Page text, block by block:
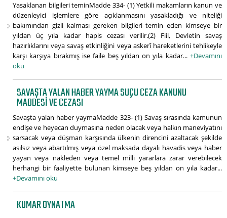
Yasaklanan bilgileri teminMadde 334- (1) Yetkili makamların kanun ve
düzenleyici işlemlere göre açıklanmasını yasakladığı ve niteliği
bakımından gizli kalması gereken bilgileri temin eden kimseye bir
yıldan üç yıla kadar hapis cezası verilir.(2) Fiil, Devletin savaş
hazırlıklarını veya savaş etkinliğini veya askerî hareketlerini tehlikeyle
karşı karşıya bırakmış ise faile beş yıldan on yıla kadar... +Devamını
oku
SAVAŞTA YALAN HABER YAYMA SUÇU CEZA KANUNU
MADDESI VE CEZASI
Savaşta yalan haber yaymaMadde 323- (1) Savaş sırasında kamunun
endişe ve heyecan duymasına neden olacak veya halkın maneviyatını
sarsacak veya düşman karşısında ülkenin direncini azaltacak şekilde
asılsız veya abartılmış veya özel maksada dayalı havadis veya haber
yayan veya nakleden veya temel milli yararlara zarar verebilecek
herhangi bir faaliyette bulunan kimseye beş yıldan on yıla kadar...
+Devamını oku
KUMAR OYNATMA